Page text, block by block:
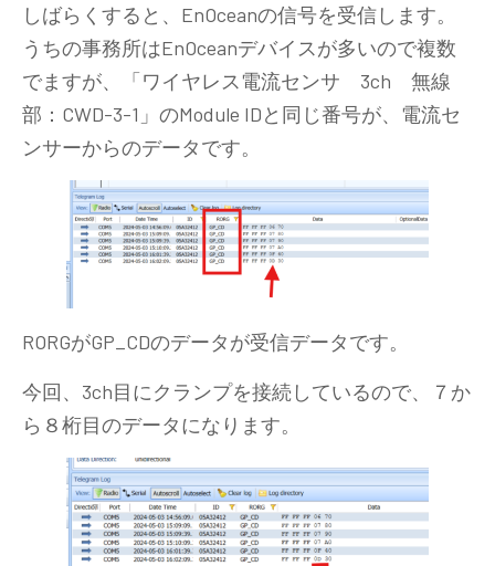
しばらくすると、EnOceanの信号を受信します。
うちの事務所はEnOceanデバイスが多いので複数
でますが、「ワイヤレス電流センサ 3ch 無線
部：CWD-3-1」のModule IDと同じ番号が、電流セ
ンサーからのデータです。
RORGがGP_CDのデータが受信データです。
今回、3ch目にクランプを接続しているので、７か
ら８桁目のデータになります。